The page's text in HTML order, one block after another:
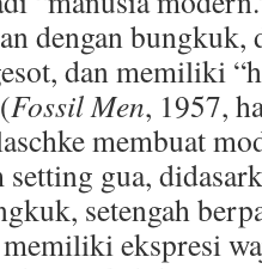
dengan bungkuk,
dan memiliki
Fossil Men, 1957,
membuat
gua,
setengah
ekspresi